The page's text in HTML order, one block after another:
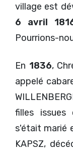
village est
6 avril
Pourrions-
En 1836,
appelé
filles issues
s'était marié
KAPSZ,